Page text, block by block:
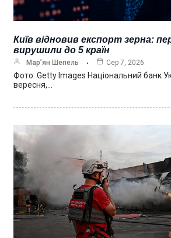
Київ відновив експорт зерна:
вирушили до 5 країн
Мар’ян Шепель Сер 7, 2026
Фото: Getty Images Національний банк
вересня,…